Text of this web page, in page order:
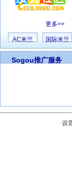
更多>>
AC米兰 国际米兰
Sogou推广服务
设